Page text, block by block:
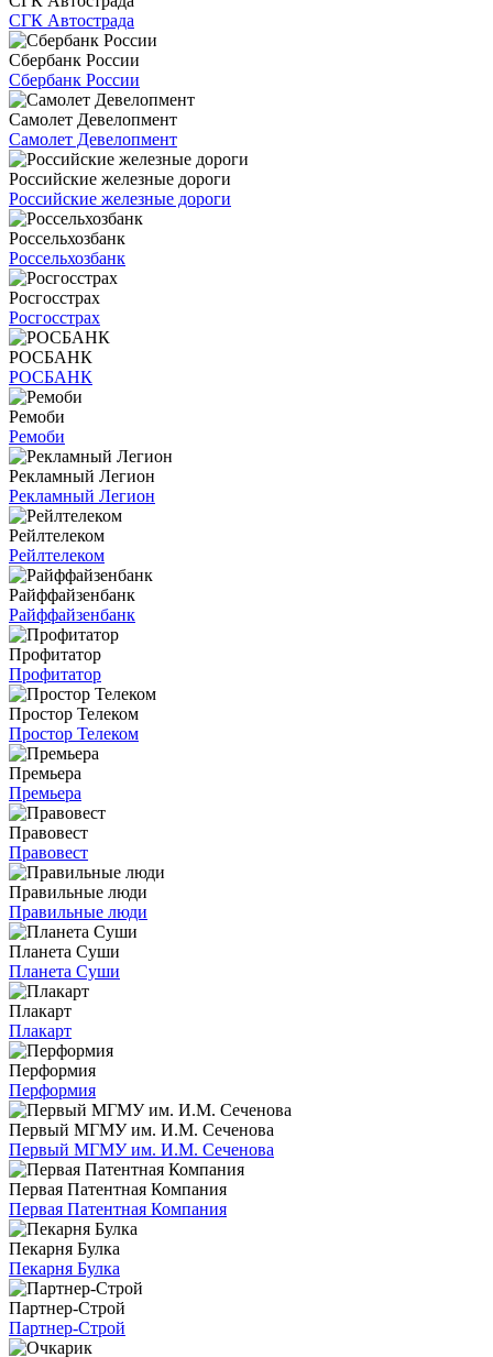
СГК Автострада
Сбербанк России
Сбербанк России
Самолет Девелопмент
Самолет Девелопмент
Российские железные дороги
Российские железные дороги
Россельхозбанк
Россельхозбанк
Росгосстрах
Росгосстрах
РОСБАНК
РОСБАНК
Ремоби
Ремоби
Рекламный Легион
Рекламный Легион
Рейлтелеком
Рейлтелеком
Райффайзенбанк
Райффайзенбанк
Профитатор
Профитатор
Простор Телеком
Простор Телеком
Премьера
Премьера
Правовест
Правовест
Правильные люди
Правильные люди
Планета Суши
Планета Суши
Плакарт
Плакарт
Перформия
Перформия
Первый МГМУ им. И.М. Сеченова
Первый МГМУ им. И.М. Сеченова
Первая Патентная Компания
Первая Патентная Компания
Пекарня Булка
Пекарня Булка
Партнер-Строй
Партнер-Строй